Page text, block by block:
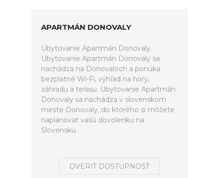
APARTMÁN DONOVALY
Ubytovanie Apartmán Donovaly.
Ubytovanie Apartmán Donovaly sa
nachádza na Donovaloch a ponúka
bezplatné Wi-Fi, výhľad na hory,
záhradu a terasu. Ubytovanie Apartmán
Donovaly sa nachádza v slovenskom
meste Donovaly, do ktorého si môžete
naplánovať vašú dovolenku na
Slovensku.
OVERIŤ DOSTUPNOSŤ